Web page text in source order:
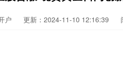
户 更新：2024-11-10 12:16:39